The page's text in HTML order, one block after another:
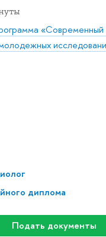
диплома
Подать документы
«Современный